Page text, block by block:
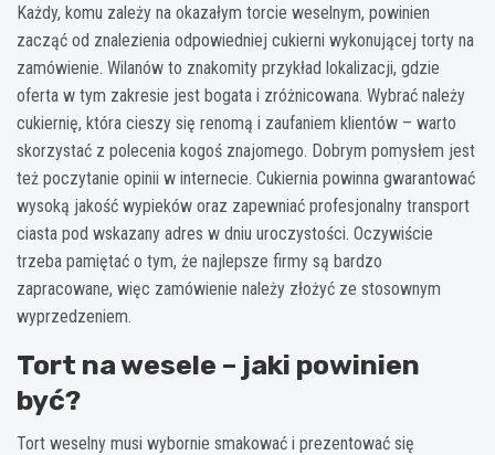
Każdy, komu zależy na okazałym torcie weselnym, powinien
zacząć od znalezienia odpowiedniej cukierni wykonującej torty na
zamówienie. Wilanów to znakomity przykład lokalizacji, gdzie
oferta w tym zakresie jest bogata i zróżnicowana. Wybrać należy
cukiernię, która cieszy się renomą i zaufaniem klientów – warto
skorzystać z polecenia kogoś znajomego. Dobrym pomysłem jest
też poczytanie opinii w internecie. Cukiernia powinna gwarantować
wysoką jakość wypieków oraz zapewniać profesjonalny transport
ciasta pod wskazany adres w dniu uroczystości. Oczywiście
trzeba pamiętać o tym, że najlepsze firmy są bardzo
zapracowane, więc zamówienie należy złożyć ze stosownym
wyprzedzeniem.
Tort na wesele – jaki powinien
być?
Tort weselny musi wybornie smakować i prezentować się